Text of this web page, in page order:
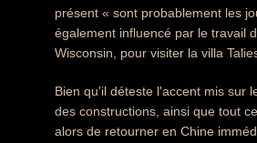
présent « sont probablement les
également influencé par le travail
Wisconsin, pour visiter la villa
Bien qu'il déteste l'accent mis sur
des constructions, ainsi que tout
alors de retourner en Chine